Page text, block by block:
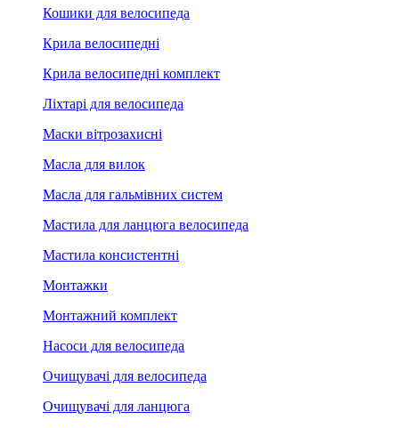
Кошики для велосипеда
Крила велосипедні
Крила велосипедні комплект
Ліхтарі для велосипеда
Маски вітрозахисні
Масла для вилок
Масла для гальмівних систем
Мастила для ланцюга велосипеда
Мастила консистентні
Монтажки
Монтажний комплект
Насоси для велосипеда
Очищувачі для велосипеда
Очищувачі для ланцюга